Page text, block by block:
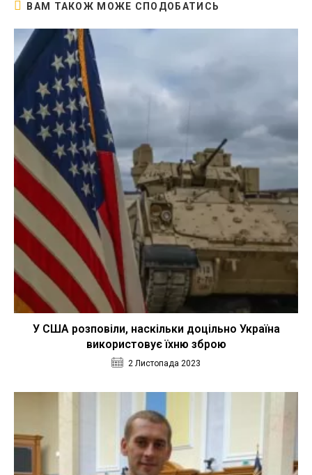
ВАМ ТАКОЖ МОЖЕ СПОДОБАТИСЬ
У США розповіли, наскільки доцільно Україна
використовує їхню зброю
2 Листопада 2023